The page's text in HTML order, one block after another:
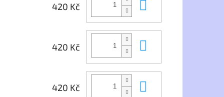
420 Kč
420 Kč
420 Kč